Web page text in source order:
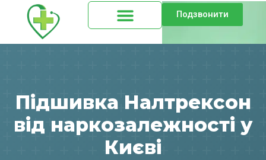
Подзвонити
Підшивка Налтрексон
від наркозалежності у
Києві